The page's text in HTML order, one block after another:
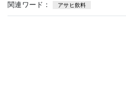
関連ワード： アサヒ飲料